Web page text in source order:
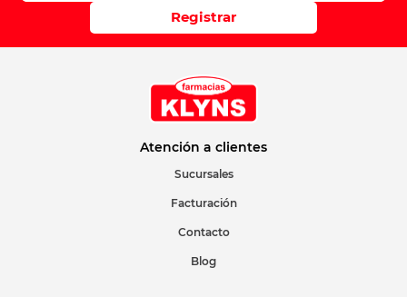
Registrar
Atención a clientes
Sucursales
Facturación
Contacto
Blog